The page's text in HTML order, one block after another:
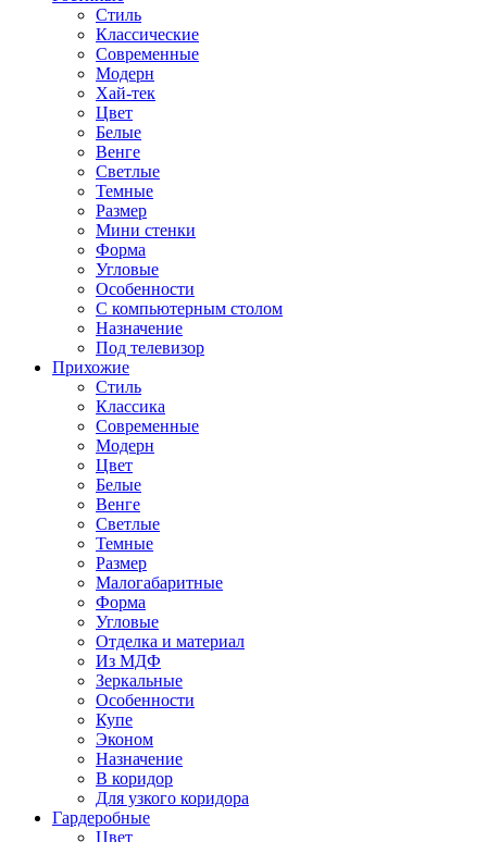
Стиль
Классические
Современные
Модерн
Хай-тек
Цвет
Белые
Венге
Светлые
Темные
Размер
Мини стенки
Форма
Угловые
Особенности
С компьютерным столом
Назначение
Под телевизор
Прихожие
Стиль
Классика
Современные
Модерн
Цвет
Белые
Венге
Светлые
Темные
Размер
Малогабаритные
Форма
Угловые
Отделка и материал
Из МДФ
Зеркальные
Особенности
Купе
Эконом
Назначение
В коридор
Для узкого коридора
Гардеробные
Цвет